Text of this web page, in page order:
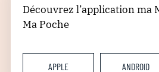
Découvrez l’application ma
Ma Poche
APPLE ANDROID